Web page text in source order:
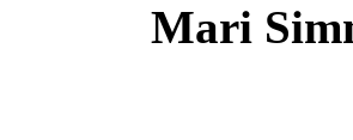
Mari